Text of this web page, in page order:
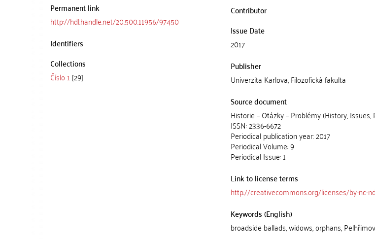
Permanent link
http://hdl.handle.net/20.500.11956/97450
Identifiers
Collections
Číslo 1 [29]
Contributor
Issue Date
2017
Publisher
Univerzita Karlova, Filozofická fakulta
Source document
Historie – Otázky – Problémy (History, Issues,
ISSN: 2336-6672
Periodical publication year: 2017
Periodical Volume: 9
Periodical Issue: 1
Link to license terms
http://creativecommons.org/licenses/by-nc-
Keywords (English)
broadside ballads, widows, orphans, Pelhřimov